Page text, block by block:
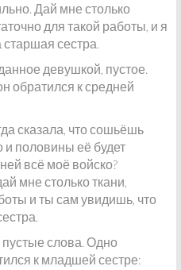
Дай мне столько
для такой работы, и я
старшая сестра.
девушкой, пустое.
обратился к средней
сказала, что сошьёшь
и половины её будет
всё моё войско?
мне столько ткани,
и ты сам увидишь, что
пустые слова. Одно
к младшей сестре: